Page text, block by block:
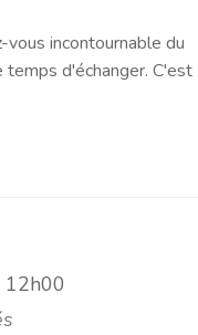
incontournable du
d'échanger. C'est